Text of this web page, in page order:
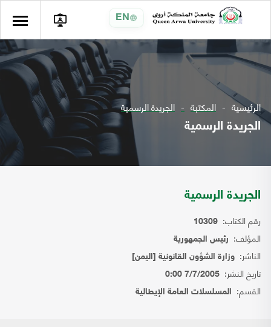
EN
الرئيسية المكتبة الجريدة الرسمية
الجريدة الرسمية
الجريدة الرسمية
رقم الكتاب: 10309
المؤلف: رئيس الجمهورية
الناشر: وزارة الشؤون القانونية [اليمن]
تاريخ النشر: 7/7/2005 0:00
القسم: المسلسلات العامة الإيطالية